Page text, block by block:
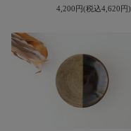
4,200円(税込4,620円)